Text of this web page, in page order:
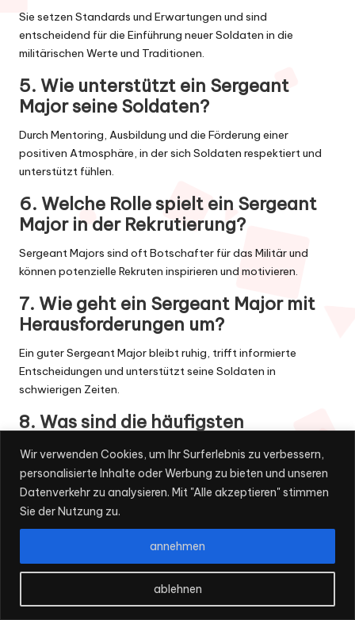
Wir verwenden Cookies, um Ihr Surferlebnis zu verbessern,
personalisierte Inhalte oder Werbung zu bieten und unseren
Datenverkehr zu analysieren. Mit "Alle akzeptieren" stimmen
Sie der Nutzung zu.
ablehnen
annehmen
Sie setzen Standards und Erwartungen und sind
entscheidend für die Einführung neuer Soldaten in die
militärischen Werte und Traditionen.
5. Wie unterstützt ein Sergeant
Major seine Soldaten?
Durch Mentoring, Ausbildung und die Förderung einer
positiven Atmosphäre, in der sich Soldaten respektiert und
unterstützt fühlen.
6. Welche Rolle spielt ein Sergeant
Major in der Rekrutierung?
Sergeant Majors sind oft Botschafter für das Militär und
können potenzielle Rekruten inspirieren und motivieren.
7. Wie geht ein Sergeant Major mit
Herausforderungen um?
Ein guter Sergeant Major bleibt ruhig, trifft informierte
Entscheidungen und unterstützt seine Soldaten in
schwierigen Zeiten.
8. Was sind die häufigsten
Major?
Führungskompetenz, Erfahrung, Empathie und die Fähigkeit,
effektiv zu kommunizieren.
9. Wie wirkt sich Diversität auf die
Rolle des Sergeant Major aus?
Ein inklusiver Sergeant Major fördert ein respektvolles Umfeld,
das verschiedene Perspektiven wertschätzt.